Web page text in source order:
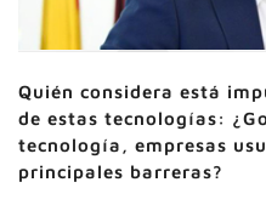
Quién considera está
de estas tecnologías:
tecnología, empresas
principales barreras?